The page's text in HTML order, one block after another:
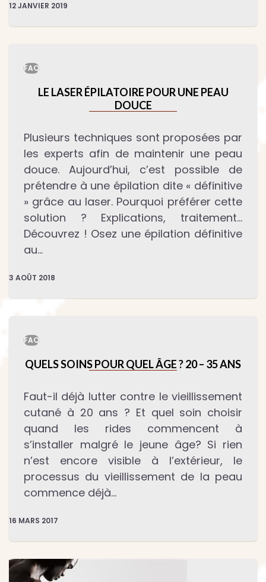
12 JANVIER 2019
FAQ
LE LASER ÉPILATOIRE POUR UNE PEAU
DOUCE
Plusieurs techniques sont proposées par
les experts afin de maintenir une peau
douce. Aujourd’hui, c’est possible de
prétendre à une épilation dite « définitive
» grâce au laser. Pourquoi préférer cette
solution ? Explications, traitement…
Découvrez ! Osez une épilation définitive
au…
3 AOÛT 2018
FAQ
QUELS SOINS POUR QUEL ÂGE ? 20 – 35 ANS
Faut-il déjà lutter contre le vieillissement
cutané à 20 ans ? Et quel soin choisir
quand les rides commencent à
s’installer malgré le jeune âge? Si rien
n’est encore visible à l’extérieur, le
processus du vieillissement de la peau
commence déjà…
16 MARS 2017